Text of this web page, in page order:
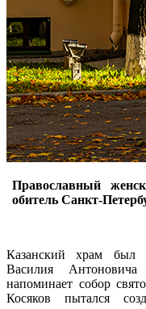
Православный
обитель Санкт-
Казанский храм был
Василия
напоминает собор
Косяков пытался